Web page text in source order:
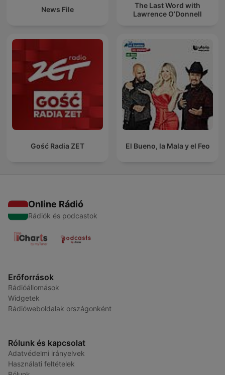
News File
The Last Word with
Lawrence O’Donnell
Gość Radia ZET El Bueno, la Mala y el Feo
Online Rádió
Rádiók és podcastok
Erőforrások
Rádióállomások
Widgetek
Rádióweboldalak országonként
Rólunk és kapcsolat
Adatvédelmi irányelvek
Használati feltételek